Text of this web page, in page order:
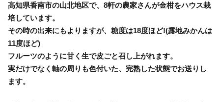
高知県香南市の山北地区で、8軒の農家さんが金柑をハウス栽
培しています。
その時の出来にもよりますが、糖度は18度ほど!(露地みかんは
11度ほど)
フルーツのように甘く生で皮ごと召し上がれます。
実だけでなく軸の周りも色付いた、完熟した状態でお送りし
ます。